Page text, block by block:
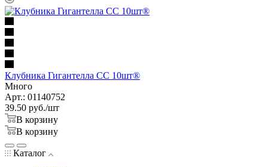
Клубника Гигантелла СС 10шт®
Много
Арт.: 01140752
39.50 руб./шт
В корзину
В корзину
Каталог